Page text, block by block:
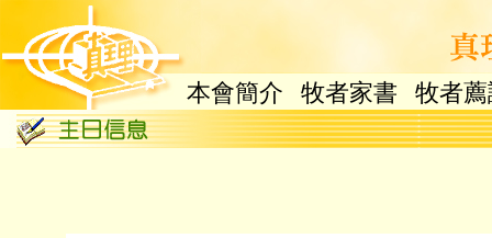
本會簡介 牧者家書 牧者